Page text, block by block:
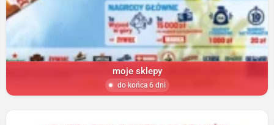
moje sklepy
do końca 6 dni